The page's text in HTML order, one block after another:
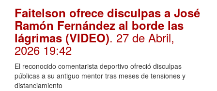
Faitelson ofrece disculpas a José
Ramón Fernández al borde las
lágrimas (VIDEO). 27 de Abril,
2026 19:42
El reconocido comentarista deportivo ofreció disculpas
públicas a su antiguo mentor tras meses de tensiones y
distanciamiento